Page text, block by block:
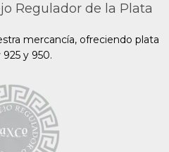
Regulador de la Plata
mercancía, ofreciendo plata
925 y 950.